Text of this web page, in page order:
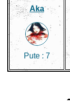
Aka
Pute : 7